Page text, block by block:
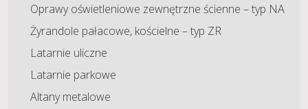
Oprawy oświetleniowe zewnętrzne ścienne – typ NA
Żyrandole pałacowe, kościelne – typ ZR
Latarnie uliczne
Latarnie parkowe
Altany metalowe